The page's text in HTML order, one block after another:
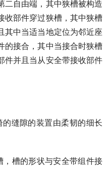
二自由端，其中狭槽被构造
收部件穿过狭槽，其中狭槽
其中当适当地定位为邻近座
的接合，其中当接合时狭槽
件并且当从安全带接收部件
缝隙的装置由柔韧的细长
槽的形状与安全带组件接